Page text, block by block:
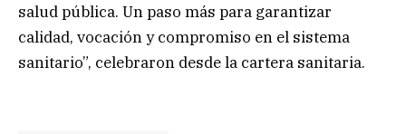
salud pública. Un paso más para garantizar
calidad, vocación y compromiso en el sistema
sanitario”, celebraron desde la cartera sanitaria.